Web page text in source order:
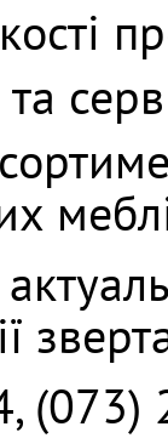
та
(073)